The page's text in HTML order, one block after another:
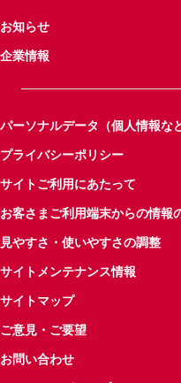
お知らせ
企業情報
パーソナルデータ（個人情報な
プライバシーポリシー
サイトご利用にあたって
お客さまご利用端末からの情報
見やすさ・使いやすさの調整
サイトメンテナンス情報
サイトマップ
ご意見・ご要望
お問い合わせ